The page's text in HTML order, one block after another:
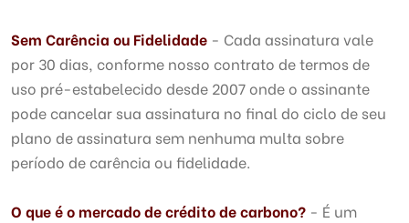
Sem Carência ou Fidelidade - Cada assinatura vale
por 30 dias, conforme nosso contrato de termos de
uso pré-estabelecido desde 2007 onde o assinante
pode cancelar sua assinatura no final do ciclo de seu
plano de assinatura sem nenhuma multa sobre
período de carência ou fidelidade.
O que é o mercado de crédito de carbono? - É um